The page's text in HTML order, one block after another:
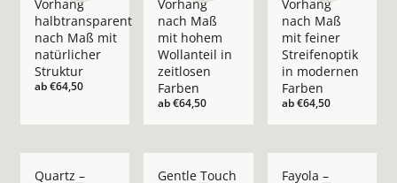
Vorhang
halbtransparent
nach Maß mit
natürlicher
Struktur
ab€64,50
Vorhang
nach Maß
mit hohem
Wollanteil in
zeitlosen
Farben
ab€64,50
Vorhang
nach Maß
mit feiner
Streifenoptik
in modernen
Farben
ab€64,50
Quartz – Gentle Touch Fayola –